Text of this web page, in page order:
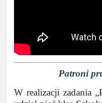
Patroni
W realizacji zadania